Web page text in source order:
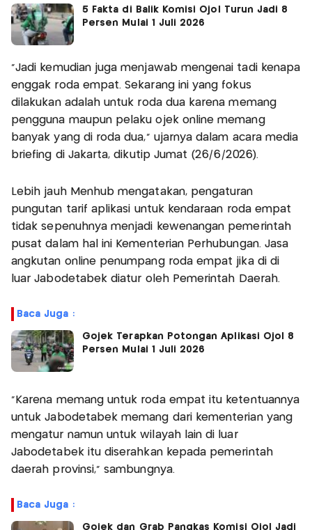
5 Fakta di Balik Komisi Ojol Turun Jadi 8
Persen Mulai 1 Juli 2026
"Jadi kemudian juga menjawab mengenai tadi kenapa
enggak roda empat. Sekarang ini yang fokus
dilakukan adalah untuk roda dua karena memang
pengguna maupun pelaku ojek online memang
banyak yang di roda dua," ujarnya dalam acara media
briefing di Jakarta, dikutip Jumat (26/6/2026).
Lebih jauh Menhub mengatakan, pengaturan
pungutan tarif aplikasi untuk kendaraan roda empat
tidak sepenuhnya menjadi kewenangan pemerintah
pusat dalam hal ini Kementerian Perhubungan. Jasa
angkutan online penumpang roda empat jika di di
luar Jabodetabek diatur oleh Pemerintah Daerah.
Baca Juga :
Gojek Terapkan Potongan Aplikasi Ojol 8
Persen Mulai 1 Juli 2026
"Karena memang untuk roda empat itu ketentuannya
untuk Jabodetabek memang dari kementerian yang
mengatur namun untuk wilayah lain di luar
Jabodetabek itu diserahkan kepada pemerintah
daerah provinsi," sambungnya.
Baca Juga :
Gojek dan Grab Pangkas Komisi Ojol Jadi